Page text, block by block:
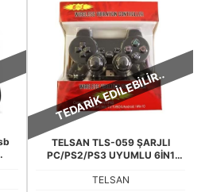
TEDARİK EDİLEBİLİR..
TELSAN TLS-059 ŞARJLI
PC/PS2/PS3 UYUMLU 6İN1
TELSAN